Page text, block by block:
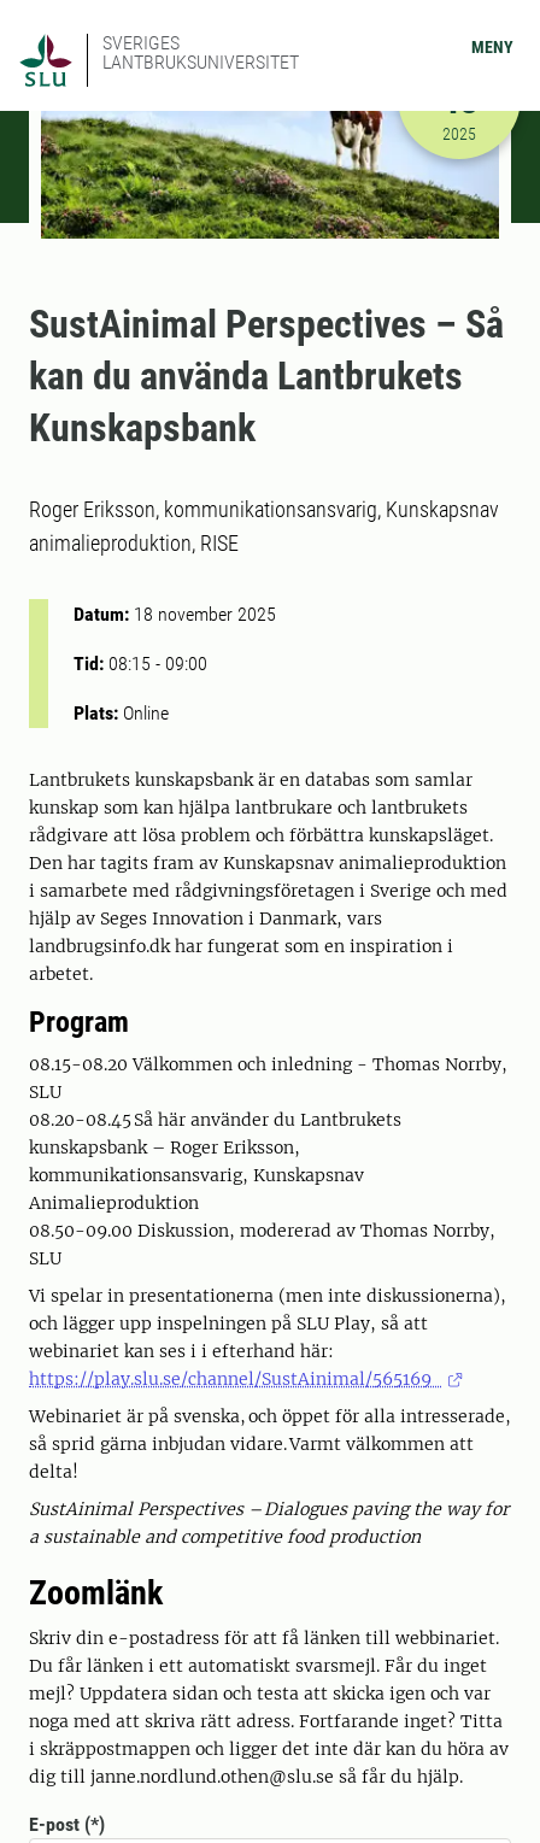
SVERIGES
LANTBRUKSUNIVERSITET
MENY
2025-11-
18
2025
SustAinimal Perspectives – Så
kan du använda Lantbrukets
Kunskapsbank
Roger Eriksson, kommunikationsansvarig, Kunskapsnav
animalieproduktion, RISE
Datum: 18 november 2025
Tid: 08:15 - 09:00
Plats: Online
Lantbrukets kunskapsbank är en databas som samlar
kunskap som kan hjälpa lantbrukare och lantbrukets
rådgivare att lösa problem och förbättra kunskapsläget.
Den har tagits fram av Kunskapsnav animalieproduktion
i samarbete med rådgivningsföretagen i Sverige och med
hjälp av Seges Innovation i Danmark, vars
landbrugsinfo.dk har fungerat som en inspiration i
arbetet.
Program
08.15-08.20 Välkommen och inledning - Thomas Norrby,
SLU
08.20-08.45 Så här använder du Lantbrukets
kunskapsbank – Roger Eriksson,
kommunikationsansvarig, Kunskapsnav
Animalieproduktion
08.50-09.00 Diskussion, modererad av Thomas Norrby,
SLU
Vi spelar in presentationerna (men inte diskussionerna),
och lägger upp inspelningen på SLU Play, så att
webinariet kan ses i i efterhand här:
https://play.slu.se/channel/SustAinimal/565169
Webinariet är på svenska, och öppet för alla intresserade,
så sprid gärna inbjudan vidare. Varmt välkommen att
delta!
SustAinimal Perspectives – Dialogues paving the way for
a sustainable and competitive food production
Zoomlänk
Skriv din e-postadress för att få länken till webbinariet.
Du får länken i ett automatiskt svarsmejl. Får du inget
mejl? Uppdatera sidan och testa att skicka igen och var
noga med att skriva rätt adress. Fortfarande inget? Titta
i skräppostmappen och ligger det inte där kan du höra av
dig till janne.nordlund.othen@slu.se så får du hjälp.
E-post